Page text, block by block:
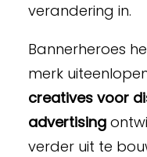
verandering in.
Bannerheroes
merk
creatives voor
advertising
verder uit te